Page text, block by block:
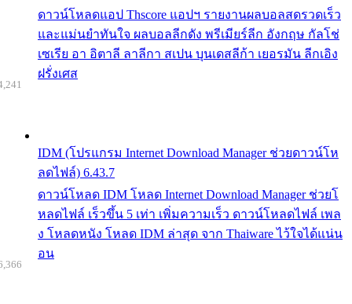
ดาวน์โหลดแอป Thscore แอปฯ รายงานผลบอลสดรวดเร็ว
และแม่นยำทันใจ ผลบอลลีกดัง พรีเมียร์ลีก อังกฤษ กัลโช่
เซเรีย อา อิตาลี ลาลีกา สเปน บุนเดสลีก้า เยอรมัน ลีกเอิง
ฝรั่งเศส
IDM (โปรแกรม Internet Download Manager ช่วยดาวน์โห
ลดไฟล์) 6.43.7
ดาวน์โหลด IDM โหลด Internet Download Manager ช่วยโ
หลดไฟล์ เร็วขึ้น 5 เท่า เพิ่มความเร็ว ดาวน์โหลดไฟล์ เพล
ง โหลดหนัง โหลด IDM ล่าสุด จาก Thaiware ไว้ใจได้แน่น
อน